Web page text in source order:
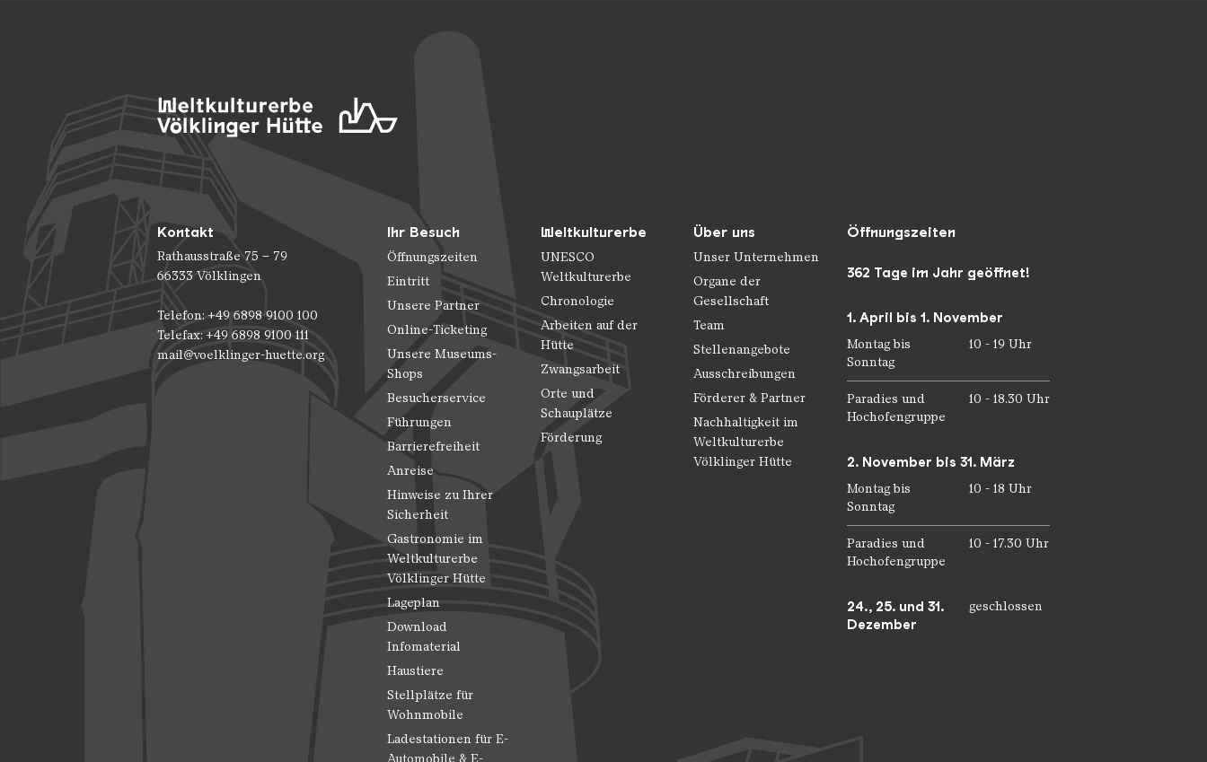
Kontakt
Rathausstraße 75 – 79
66333 Völklingen
Telefon: +49 6898 9100 100
Telefax: +49 6898 9100 111
mail@voelklinger-huette.org
Ihr Besuch
Öffnungszeiten
Eintritt
Unsere Partner
Online-Ticketing
Unsere Museums-
Shops
Besucherservice
Führungen
Barrierefreiheit
Anreise
Hinweise zu Ihrer
Sicherheit
Gastronomie im
Weltkulturerbe
Völklinger Hütte
Lageplan
Download
Infomaterial
Haustiere
Stellplätze für
Wohnmobile
Ladestationen für E-
Automobile & E-
Weltkulturerbe
UNESCO
Weltkulturerbe
Chronologie
Arbeiten auf der
Hütte
Zwangsarbeit
Orte und
Schauplätze
Förderung
Über uns
Unser Unternehmen
Organe der
Gesellschaft
Team
Stellenangebote
Ausschreibungen
Förderer & Partner
Nachhaltigkeit im
Weltkulturerbe
Völklinger Hütte
Öffnungszeiten
362 Tage im Jahr geöffnet!
1. April bis 1. November
Montag bis
Sonntag
10 - 19 Uhr
Paradies und
Hochofengruppe
10 - 18.30 Uhr
2. November bis 31. März
Montag bis
Sonntag
10 - 18 Uhr
Paradies und
Hochofengruppe
10 - 17.30 Uhr
24., 25. und 31.
Dezember
geschlossen